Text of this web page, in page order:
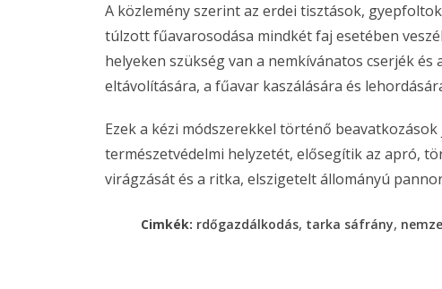
A közlemény szerint az erdei tisztások,
túlzott fűavarosodása mindkét faj esetében
helyeken szükség van a nemkívánatos cserjék
eltávolítására, a fűavar kaszálására és
Ezek a kézi módszerekkel történő
természetvédelmi helyzetét, elősegítik az apró,
virágzását és a ritka, elszigetelt állományú
Cimkék: rdőgazdálkodás, tarka sáfrány,